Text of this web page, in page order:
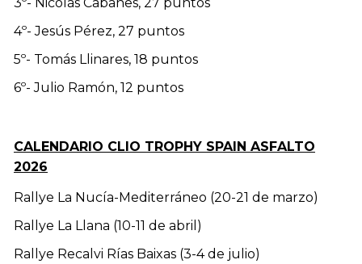
4º- Jesús Pérez, 27 puntos
5º- Tomás Llinares, 18 puntos
6º- Julio Ramón, 12 puntos
CALENDARIO CLIO TROPHY SPAIN ASFALTO
2026
Rallye La Nucía-Mediterráneo (20-21 de marzo)
Rallye La Llana (10-11 de abril)
Rallye Recalvi Rías Baixas (3-4 de julio)